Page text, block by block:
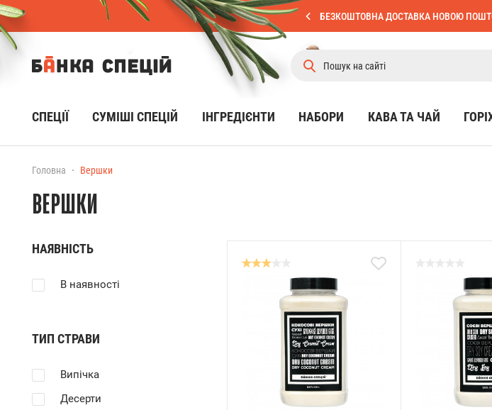
БЕЗКОШТОВНА ДОСТАВКА НОВОЮ
СПЕЦІЇ CУМІШІ СПЕЦІЙ ІНГРЕДІЄНТИ НАБОРИ КАВА ТА ЧАЙ
Головна Вершки
ВЕРШКИ
НАЯВНІСТЬ
В наявності
ТИП СТРАВИ
Випічка
Десерти